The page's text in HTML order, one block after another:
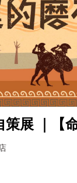
展 ｜【